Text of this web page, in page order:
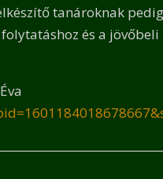
tanároknak
és a